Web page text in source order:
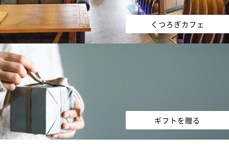
くつろぎカフェ
ギフトを贈る